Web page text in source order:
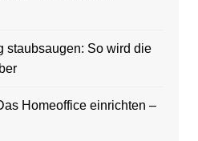
staubsaugen: So wird die
Homeoffice einrichten –